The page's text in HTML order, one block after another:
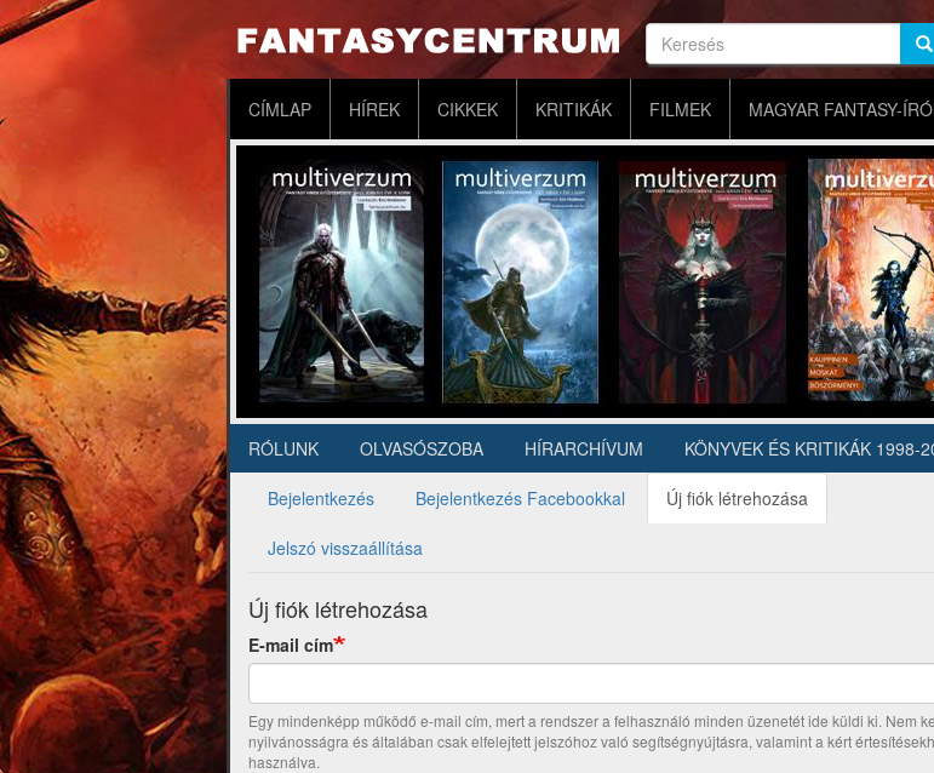
Ugrás
tartalomra
Keresés
Keresés
Fő
navigáció
CÍMLAP HÍREK CIKKEK KRITIKÁK FILMEK MAGYAR FANTASY-
Másodlagos
navigáció
RÓLUNK OLVASÓSZOBA HÍRARCHÍVUM KÖNYVEK ÉS KRITIKÁK 1998-
Elsődleges
Bejelentkezés Bejelentkezés Facebookkal Új fiók létrehozása
Jelszó visszaállítása
Új fiók létrehozása
E-mail cím
Egy mindenképp működő e-mail cím, mert a rendszer a felhasználó minden üzenetét ide küldi ki. Nem
nyilvánosságra és általában csak elfelejtett jelszóhoz való segítségnyújtásra, valamint a kért
használva.